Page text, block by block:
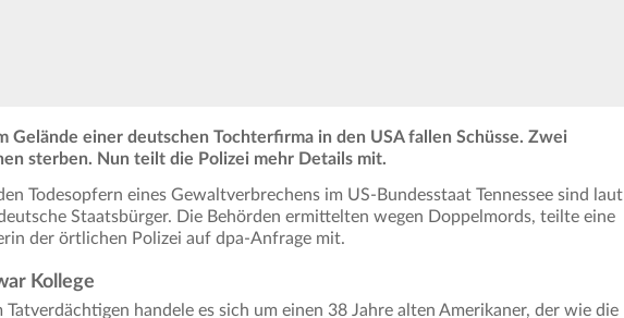
Gelände einer deutschen Tochterfirma in den USA fallen Schüsse. Zwei
sterben. Nun teilt die Polizei mehr Details mit.
Todesopfern eines Gewaltverbrechens im US-Bundesstaat Tennessee sind laut
Staatsbürger. Die Behörden ermittelten wegen Doppelmords, teilte eine
der örtlichen Polizei auf dpa-Anfrage mit.
Kollege
Tatverdächtigen handele es sich um einen 38 Jahre alten Amerikaner, der wie die